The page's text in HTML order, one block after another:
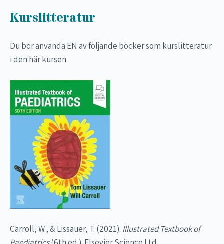
Kurslitteratur
Du bör använda EN av följande böcker som kurslitteratur
i den här kursen.
Carroll, W., & Lissauer, T. (2021). Illustrated Textbook of